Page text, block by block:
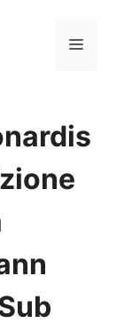
Menu